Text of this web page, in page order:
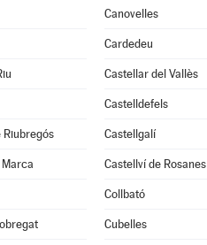
Canovelles
Cardedeu
Castellar del Vallès
Castelldefels
Riubregós Castellgalí
Castellví de Rosanes
Collbató
Cubelles